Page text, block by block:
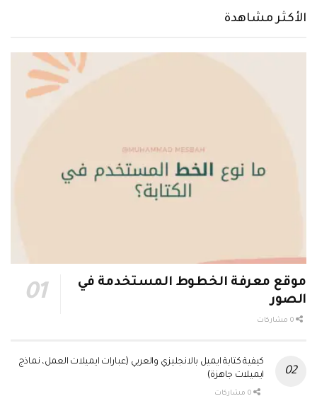
الأكثر مشاهدة
موقع معرفة الخطوط المستخدمة في
الصور
كيفية كتابة ايميل بالانجليزي والعربي (عبارات ايميلات العمل، نماذج
ايميلات جاهزة)